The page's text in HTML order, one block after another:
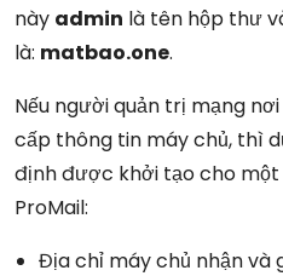
này admin là tên hộp thư
là: matbao.one.
Nếu người quản trị mạng
cấp thông tin máy chủ, thì
định được khởi tạo cho
ProMail:
Địa chỉ máy chủ nhận và